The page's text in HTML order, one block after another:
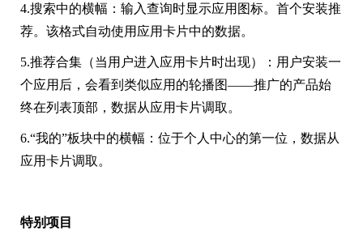
4.搜索中的横幅：输入查询时显示应用图标。首个安装推
荐。该格式自动使用应用卡片中的数据。
5.推荐合集（当用户进入应用卡片时出现）：用户安装一
个应用后，会看到类似应用的轮播图——推广的产品始
终在列表顶部，数据从应用卡片调取。
6.“我的”板块中的横幅：位于个人中心的第一位，数据从
应用卡片调取。
特别项目